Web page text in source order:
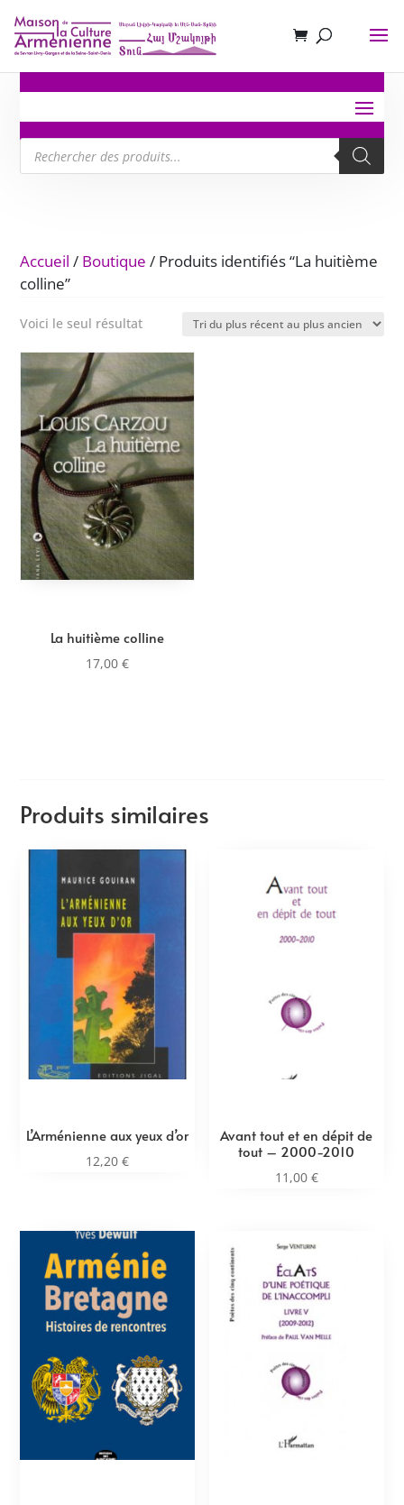
Recherche
de
produits
Accueil / Boutique / Produits identifiés “La huitième
colline”
Voici le seul résultat
La huitième colline
17,00€
Produits similaires
L’Arménienne aux yeux d’or
12,20€
Avant tout et en dépit de
tout – 2000-2010
11,00 €